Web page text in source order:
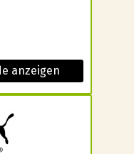
anzeigen